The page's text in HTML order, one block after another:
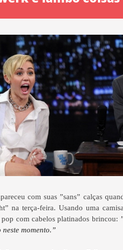
com suas ”sans” calças
na terça-feira. Usando uma
com cabelos platinados brincou:
neste momento.”